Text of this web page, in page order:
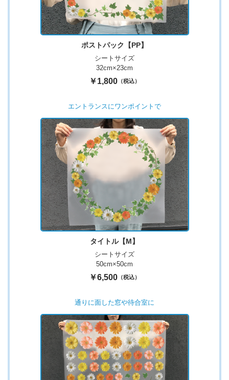
ポストパック【PP】
シートサイズ
32cm×23cm
￥1,800 （税込）
エントランスにワンポイントで
タイトル【M】
シートサイズ
50cm×50cm
￥6,500 （税込）
通りに面した窓や待合室に